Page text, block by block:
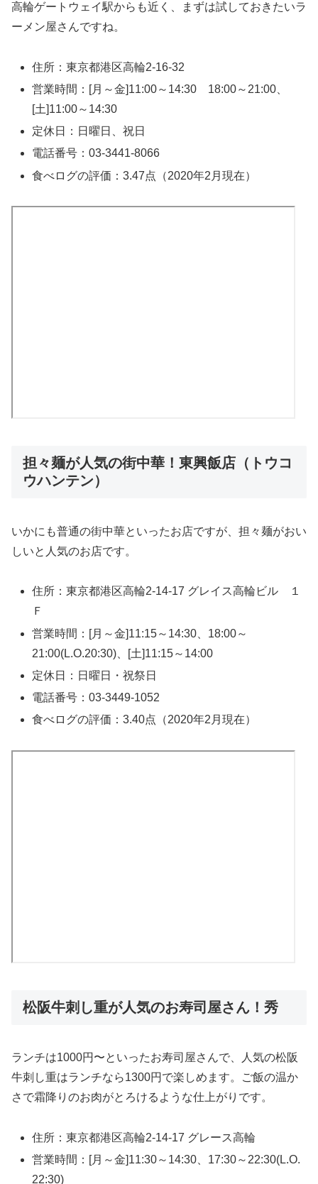
高輪ゲートウェイ駅からも近く、まずは試しておきたいラ
ーメン屋さんですね。
住所：東京都港区高輪2-16-32
営業時間：[月～金]11:00～14:30 18:00～21:00、
[土]11:00～14:30
定休日：日曜日、祝日
電話番号：03-3441-8066
食べログの評価：3.47点（2020年2月現在）
担々麺が人気の街中華！東興飯店（トウコ
ウハンテン）
いかにも普通の街中華といったお店ですが、担々麺がおい
しいと人気のお店です。
住所：東京都港区高輪2-14-17 グレイス高輪ビル １
Ｆ
営業時間：[月～金]11:15～14:30、18:00～
21:00(L.O.20:30)、[土]11:15～14:00
定休日：日曜日・祝祭日
電話番号：03-3449-1052
食べログの評価：3.40点（2020年2月現在）
松阪牛刺し重が人気のお寿司屋さん！秀
ランチは1000円〜といったお寿司屋さんで、人気の松阪
牛刺し重はランチなら1300円で楽しめます。ご飯の温か
さで霜降りのお肉がとろけるような仕上がりです。
住所：東京都港区高輪2-14-17 グレース高輪
営業時間：[月～金]11:30～14:30、17:30～22:30(L.O.
22:30)